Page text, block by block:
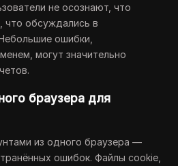
не осознают, что
что обсуждались в
ошибки,
могут значительно
браузера для
из одного браузера —
ошибок. Файлы cookie,